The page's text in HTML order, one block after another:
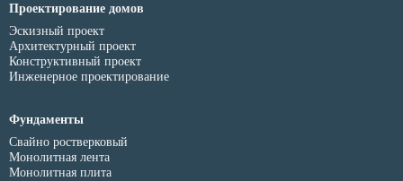
Проектирование домов
Эскизный проект
Архитектурный проект
Конструктивный проект
Инженерное проектирование
Фундаменты
Свайно ростверковый
Монолитная лента
Монолитная плита